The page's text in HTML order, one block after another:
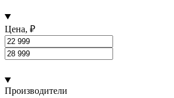
Цена, ₽
Производители